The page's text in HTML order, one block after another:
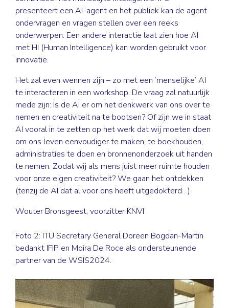
presenteert een AI-agent en het publiek kan de agent
ondervragen en vragen stellen over een reeks
onderwerpen. Een andere interactie laat zien hoe AI
met HI (Human Intelligence) kan worden gebruikt voor
innovatie.
Het zal even wennen zijn – zo met een ‘menselijke’ AI
te interacteren in een workshop. De vraag zal natuurlijk
mede zijn: Is de AI er om het denkwerk van ons over te
nemen en creativiteit na te bootsen? Of zijn we in staat
AI vooral in te zetten op het werk dat wij moeten doen
om ons leven eenvoudiger te maken, te boekhouden,
administraties te doen en bronnenonderzoek uit handen
te nemen. Zodat wij als mens juist meer ruimte houden
voor onze eigen creativiteit? We gaan het ontdekken
(tenzij de AI dat al voor ons heeft uitgedokterd…).
Wouter Bronsgeest, voorzitter KNVI
Foto 2: ITU Secretary General Doreen Bogdan-Martin
bedankt IFIP en Moira De Roce als ondersteunende
partner van de WSIS2024.